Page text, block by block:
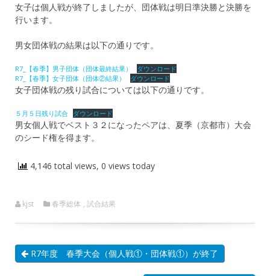
女子は個人戦が終了しましたが、団体戦は明日準決勝と決勝を
行います。
男女団体戦の結果は以下の通りです。
R7_【春季】男子団体（団体最終結果）
ダウンロード
R7_【春季】女子団体（団体②結果）
ダウンロード
女子団体戦の残り試合については以下の通りです。
５月５日残り試合 ダウンロード
男女個人戦でベスト３２になったペアは、夏季（京都市）大会
のシード権を得ます。
4,146 total views, 0 views today
kjst 春季総体 , 試合結果
R7年度 春季大会（個人戦①・団体戦①）が終了